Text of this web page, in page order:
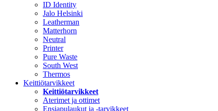
ID Identity
Jalo Helsinki
Leatherman
Matterhorn
Neutral
Printer
Pure Waste
South West
Thermos
Keittiötarvikkeet
Keittiötarvikkeet
Aterimet ja ottimet
Ensiapulaukut ja -tarvikkeet